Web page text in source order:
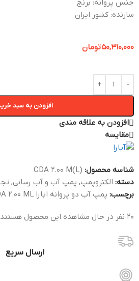
جنس پروانه: برنج
سازنده: کشور ایران
50,310,000تومان
افزودن به سبد
افزودن به علاقه مندی
مقایسه
شناسه محصول: CDA 2.00 M(L)
دسته: الکتروپمپ, پمپ آب و آب رسانی,
برچسب: پمپ آب دو پروانه ابارا CDA 2.00 ML
20 نفر در حال مشاهده این محصول
ارسال سریع